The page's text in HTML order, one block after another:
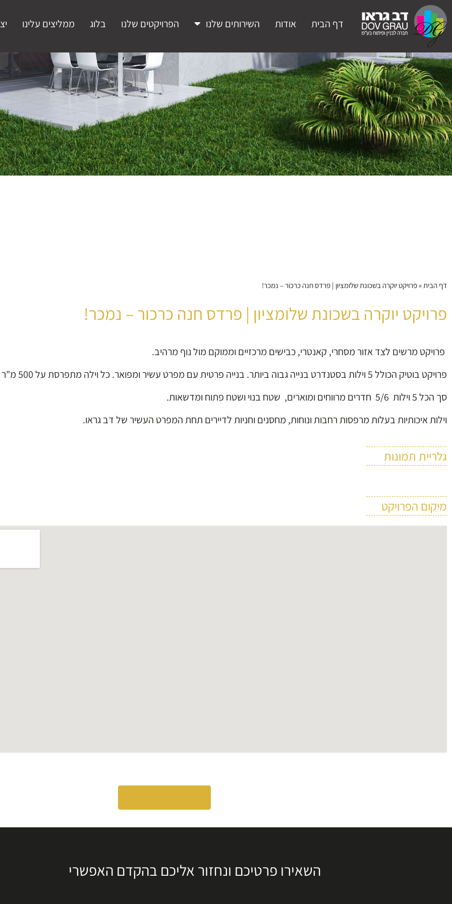
דף הבית אודות השירותים שלנו הפרויקטים שלנו בלוג ממליצים עלינו
דף הבית»פרויקט יוקרה בשכונת שלומציון | פרדס חנה כרכור – נמכר!
פרויקט יוקרה בשכונת שלומציון | פרדס חנה כרכור – נמכר!
פרויקט מרשים לצד אזור מסחרי, קאנטרי, כבישים מרכזיים וממוקם מול נוף מרהיב.
פרויקט בוטיק הכולל 5 וילות בסטנדרט בנייה גבוה ביותר. בנייה פרטית עם מפרט עשיר ומפואר. כל וילה מתפרסת על 500 מ"ר ו160 מ"ר בנוי.
סך הכל 5 וילות 5/6 חדרים מרווחים ומוארים, שטח בנוי ושטח פתוח ומדשאות.
וילות איכותיות בעלות מרפסות רחבות ונוחות, מחסנים וחניות לדיירים תחת המפרט העשיר של דב גראו.
גלריית תמונות
מיקום הפרויקט
השאירו פרטיכם ונחזור אליכם בהקדם האפשרי